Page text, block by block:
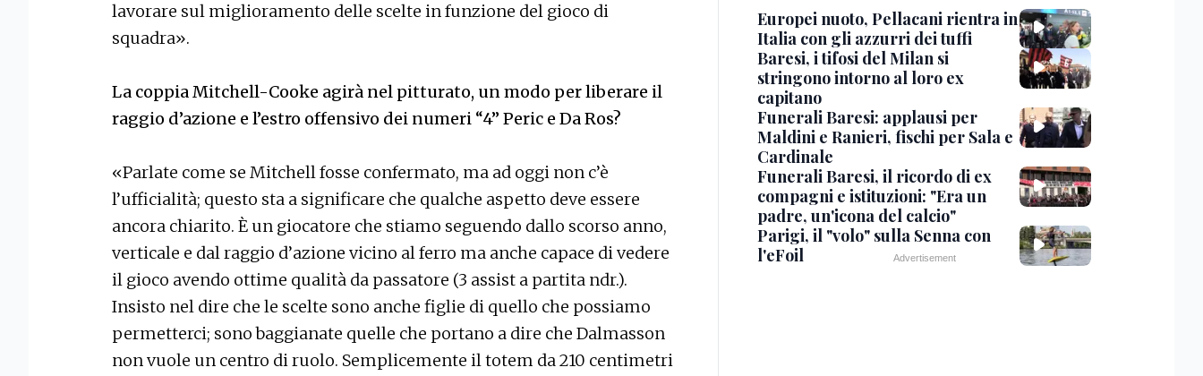
lavorare sul miglioramento delle scelte in funzione del gioco di
squadra».
La coppia Mitchell-Cooke agirà nel pitturato, un modo per liberare il
raggio d’azione e l’estro offensivo dei numeri “4” Peric e Da Ros?
«Parlate come se Mitchell fosse confermato, ma ad oggi non c’è
l’ufficialità; questo sta a significare che qualche aspetto deve essere
ancora chiarito. È un giocatore che stiamo seguendo dallo scorso anno,
verticale e dal raggio d’azione vicino al ferro ma anche capace di vedere
il gioco avendo ottime qualità da passatore (3 assist a partita ndr.).
Insisto nel dire che le scelte sono anche figlie di quello che possiamo
permetterci; sono baggianate quelle che portano a dire che Dalmasson
non vuole un centro di ruolo. Semplicemente il totem da 210 centimetri
Europei nuoto, Pellacani rientra in
Italia con gli azzurri dei tuffi
Baresi, i tifosi del Milan si
stringono intorno al loro ex
capitano
Funerali Baresi: applausi per
Maldini e Ranieri, fischi per Sala e
Cardinale
Funerali Baresi, il ricordo di ex
compagni e istituzioni: "Era un
padre, un'icona del calcio"
Parigi, il "volo" sulla Senna con
l'eFoil